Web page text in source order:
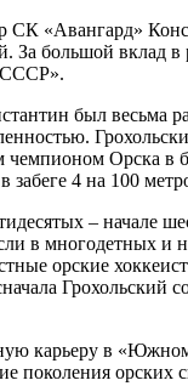
«Авангард»
большой вклад
СССР».
был весьма
Орска в
4 на 100
– начале
в многодетных
орские
карьеру в
орских